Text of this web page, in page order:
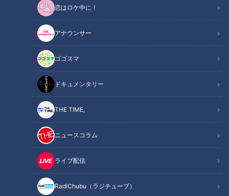
恋はロケ中に！
アナウンサー
ゴゴスマ
ドキュメンタリー
THE TIME,
ニュースコラム
ライブ配信
RadiChubu（ラジチューブ）
ました。
器から飛び出たかわいい爆盛り海鮮丼
大人版お子様ランチタワー
アツアツ石焼きカツカレー
オススメ関連コンテンツ
器から飛び出たかわいい爆盛り海鮮丼